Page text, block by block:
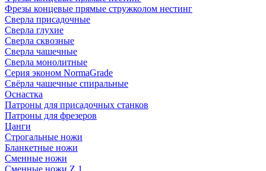
Фрезы концевые прямые стружколом нестинг
Сверла присадочные
Сверла глухие
Сверла сквозные
Сверла чашечные
Сверла монолитные
Серия эконом NormaGrade
Свёрла чашечные спиральные
Оснастка
Патроны для присадочных станков
Патроны для фрезеров
Цанги
Строгальные ножи
Бланкетные ножи
Сменные ножи
Сменные ножи Z 1